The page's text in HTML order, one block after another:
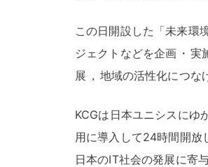
この日開設した「未来環
ジェクトなどを企画 ・ 実
展 ， 地域の活性化につな
KCGは日本ユニシスに
用に導入して24時間開放
日本のIT社会の発展に寄